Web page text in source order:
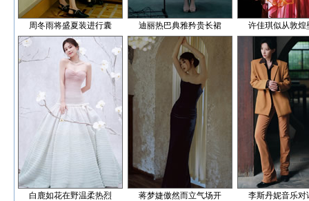
周冬雨将盛夏装进行囊 迪丽热巴典雅矜贵长裙 许佳琪似从敦煌
白鹿如花在野温柔热烈 蒋梦婕傲然而立气场开 李斯丹妮音乐对